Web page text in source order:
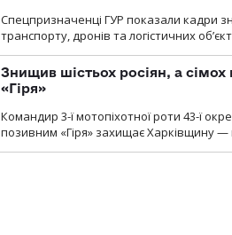
Спецпризначенці ГУР показали кадри
транспорту, дронів та логістичних
Знищив шістьох росіян, а
«Гіря»
Командир 3-ї мотопіхотної роти 43-ї
позивним «Гіря» захищає Харківщину —